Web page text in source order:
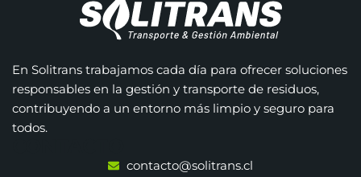
En Solitrans trabajamos cada día para ofrecer soluciones
responsables en la gestión y transporte de residuos,
contribuyendo a un entorno más limpio y seguro para
todos.
contacto@solitrans.cl